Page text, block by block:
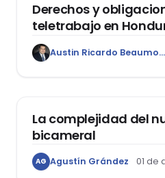
Derechos y
teletrabajo en
Austin Ricardo Beaumont Rivera
La complejidad del
bicameral
AG Agustín Grández 01 de